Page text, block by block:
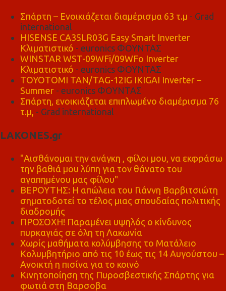
Σπάρτη – Ενοικιάζεται διαμέρισμα 63 τ.μ - Grad
international
HISENSE CA35LR03G Easy Smart Inverter
Κλιματιστικό - euronics ΦΟΥΝΤΑΣ
WINSTAR WST-09WFi/09WFo Inverter
Κλιματιστικό - euronics ΦΟΥΝΤΑΣ
TOYOTOMI TAN/TAG-12IG IKIGAI Inverter –
Summer - euronics ΦΟΥΝΤΑΣ
Σπάρτη, ενοικιάζεται επιπλωμένο διαμέρισμα 76
τ.μ, - Grad international
LAKONES.gr
"Αισθάνομαι την ανάγκη , φίλοι μου, να εκφράσω
την βαθιά μου λύπη για τον θάνατο του
αγαπημένου μας φίλου"
ΒΕΡΟΥΤΗΣ: Η απώλεια του Γιάννη Βαρβιτσιώτη
σηματοδοτεί το τέλος μιας σπουδαίας πολιτικής
διαδρομής
ΠΡΟΣΟΧΗ! Παραμένει υψηλός ο κίνδυνος
πυρκαγιάς σε όλη τη Λακωνία
Χωρίς μαθήματα κολύμβησης το Ματάλειο
Κολυμβητήριο από τις 10 έως τις 14 Αυγούστου –
Ανοικτή η πισίνα για το κοινό
Κινητοποίηση της Πυροσβεστικής Σπάρτης για
φωτιά στη Βαρσοβα